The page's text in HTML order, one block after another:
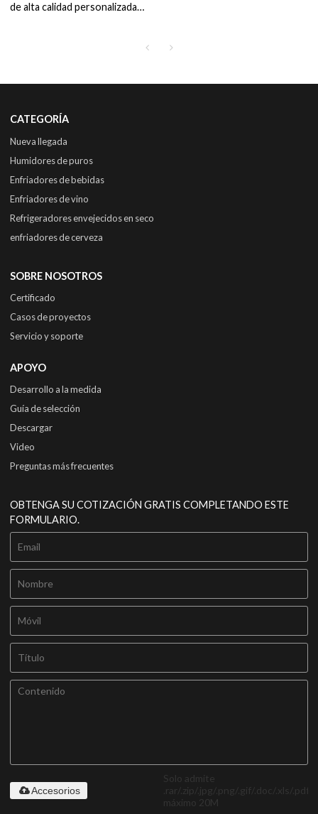
de alta calidad personalizada
CATEGORÍA
Nueva llegada
Humidores de puros
Enfriadores de bebidas
Enfriadores de vino
Refrigeradores envejecidos en seco
enfriadores de cerveza
SOBRE NOSOTROS
Certificado
Casos de proyectos
Servicio y soporte
APOYO
Desarrollo a la medida
Guía de selección
Descargar
Video
Preguntas más frecuentes
OBTENGA SU COTIZACIÓN GRATIS COMPLETANDO ESTE
FORMULARIO.
Solo admite
.rar/.zip/.jpg/.png/.gif/.doc/.xls/.pdf,
máximo 20M
Accesorios